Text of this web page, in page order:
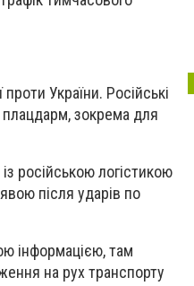
України. Російські
плацдарм, зокрема для
російською логістикою
після ударів по
інформацією, там
на рух транспорту